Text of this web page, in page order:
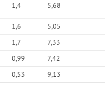
1,4 5,68
1,6
5,05
1,7
7,33
0,99
7,42
0,53
9,13